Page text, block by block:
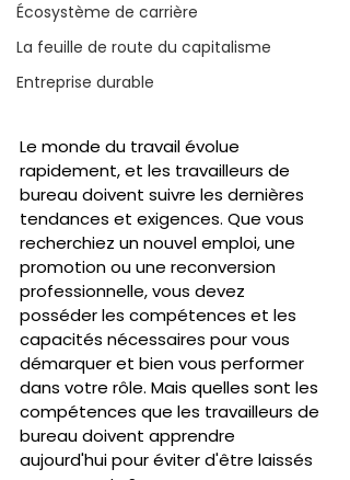
Écosystème de carrière
La feuille de route du capitalisme
Entreprise durable
Le monde du travail évolue
rapidement, et les travailleurs de
bureau doivent suivre les dernières
tendances et exigences. Que vous
recherchiez un nouvel emploi, une
promotion ou une reconversion
professionnelle, vous devez
posséder les compétences et les
capacités nécessaires pour vous
démarquer et bien vous performer
dans votre rôle. Mais quelles sont les
compétences que les travailleurs de
bureau doivent apprendre
aujourd'hui pour éviter d'être laissés